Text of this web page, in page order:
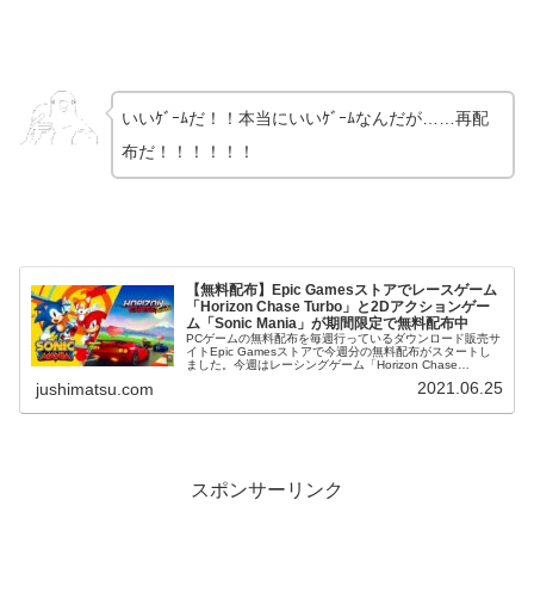
いいｹﾞｰﾑだ！！本当にいいｹﾞｰﾑなんだが……再配
布だ！！！！！！
【無料配布】Epic Gamesストアでレースゲーム
「Horizon Chase Turbo」と2Dアクションゲー
ム「Sonic Mania」が期間限定で無料配布中
PCゲームの無料配布を毎週行っているダウンロード販売サ
イトEpic Gamesストアで今週分の無料配布がスタートし
ました。今週はレーシングゲーム「Horizon Chase
jushimatsu.com 2021.06.25
スポンサーリンク